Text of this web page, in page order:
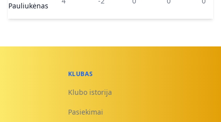
Pauliukėnas
KLUBAS
Klubo istorija
Pasiekimai